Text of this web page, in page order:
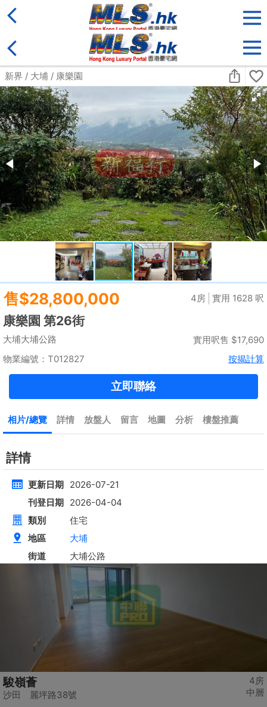
售盤 類別
收藏
搜尋條件: 售盤
黃金置頂
標準2100呎村屋
元朗 標準2100呎村屋 4房4套
建築 2100呎@$17
實用 --
租$35,000
九龍廣場
長沙灣 青山道485號
建築 3631呎@$4,682
實用 2542呎 @$6,688
4房
中層
駿嶺薈
沙田 麗坪路38號